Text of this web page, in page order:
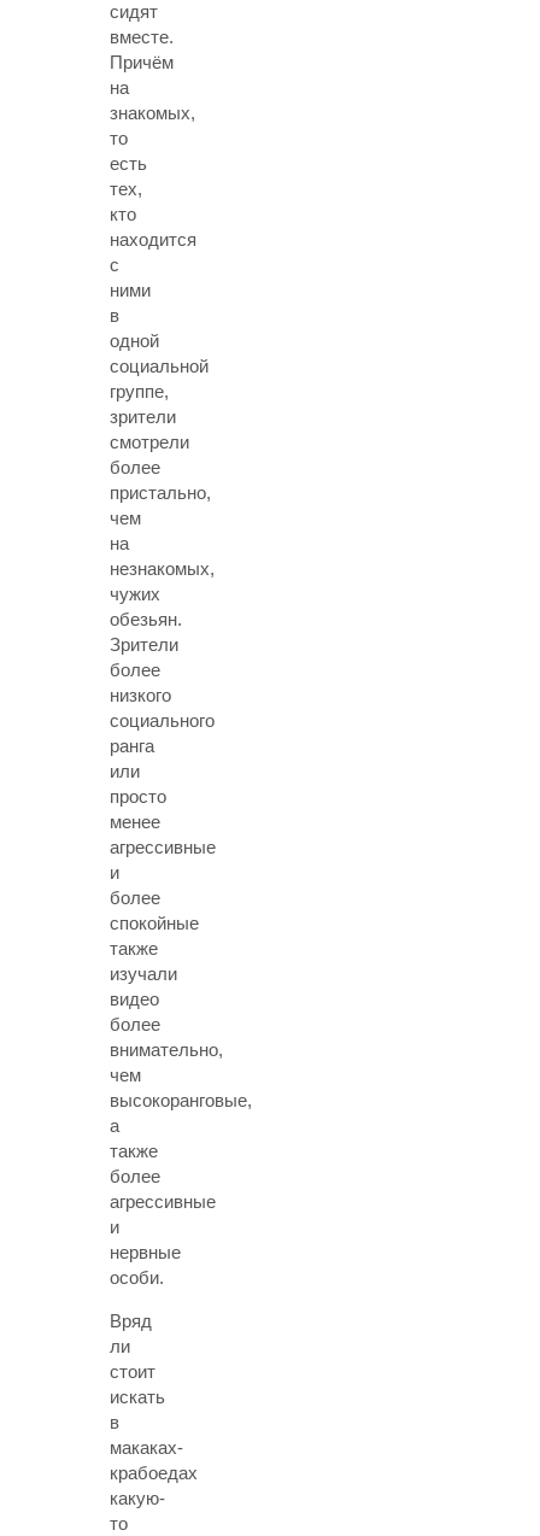
сидят
вместе.
Причём
на
знакомых,
то
есть
тех,
кто
находится
с
ними
в
одной
социальной
группе,
зрители
смотрели
более
пристально,
чем
на
незнакомых,
чужих
обезьян.
Зрители
более
низкого
социального
ранга
или
просто
менее
агрессивные
и
более
спокойные
также
изучали
видео
более
внимательно,
чем
высокоранговые,
а
также
более
агрессивные
и
нервные
особи.
Вряд
ли
стоит
искать
в
макаках-
крабоедах
какую-
то